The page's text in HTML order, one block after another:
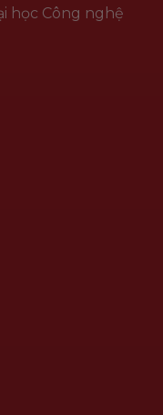
học Công nghệ